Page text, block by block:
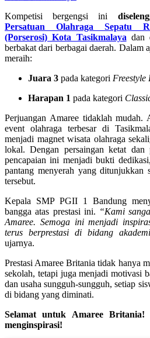
Kompetisi bergengsi ini
Persatuan Olahraga Sepatu
(Porserosi) Kota Tasikmalaya dan
berbakat dari berbagai daerah. Dalam
meraih:
Juara 3 pada kategori Freestyle
Harapan 1 pada kategori
Perjuangan Amaree tidaklah mudah.
event olahraga terbesar di
menjadi magnet wisata olahraga
lokal. Dengan persaingan ketat dan
pencapaian ini menjadi bukti
pantang menyerah yang
tersebut.
Kepala SMP PGII 1 Bandung
bangga atas prestasi ini. “Kami
Amaree. Semoga ini menjadi
terus berprestasi di bidang
ujarnya.
Prestasi Amaree Britania tidak hanya
sekolah, tetapi juga menjadi motivasi
dan usaha sungguh-sungguh, setiap
di bidang yang diminati.
Selamat untuk Amaree Britania!
menginspirasi!